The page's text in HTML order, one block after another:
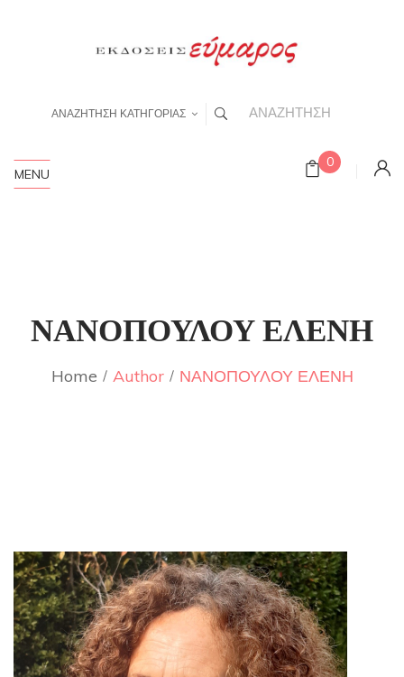
ΑΝΑΖΗΤΗΣΗ ΚΑΤΗΓΟΡΙΑΣ
0
MENU
ΝΑΝΟΠΟΥΛΟΥ ΕΛΕΝΗ
Home Author ΝΑΝΟΠΟΥΛΟΥ ΕΛΕΝΗ